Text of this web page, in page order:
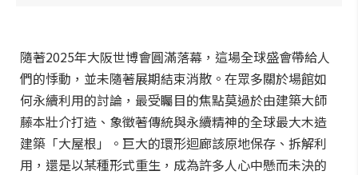
隨著2025年大阪世博會圓滿落幕，這場全球盛會帶給人
們的悸動，並未隨著展期結束消散。在眾多關於場館如
何永續利用的討論，最受矚目的焦點莫過於由建築大師
藤本壯介打造、象徵著傳統與永續精神的全球最大木造
建築「大屋根」。巨大的環形迴廊該原地保存、拆解利
用，還是以某種形式重生，成為許多人心中懸而未決的